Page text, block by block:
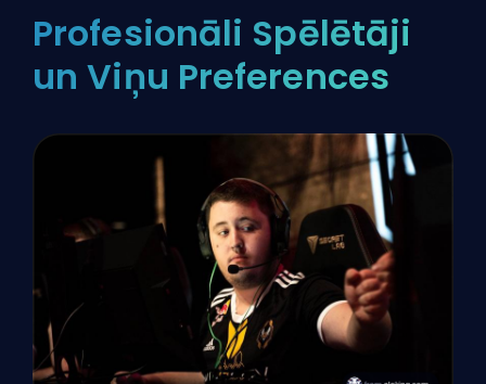
Profesionāli Spēlētāji
un Viņu Preferences